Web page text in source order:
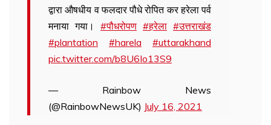
द्वारा औषधीय व फलदार पौधे रोपित कर हरेला पर्व
मनाया गया। #पौधरोपण #हरेला #उत्तराखंड
#plantation
#harela
#uttarakhand
pic.twitter.com/b8U6Io13S9
— Rainbow News
(@RainbowNewsUK) July 16, 2021